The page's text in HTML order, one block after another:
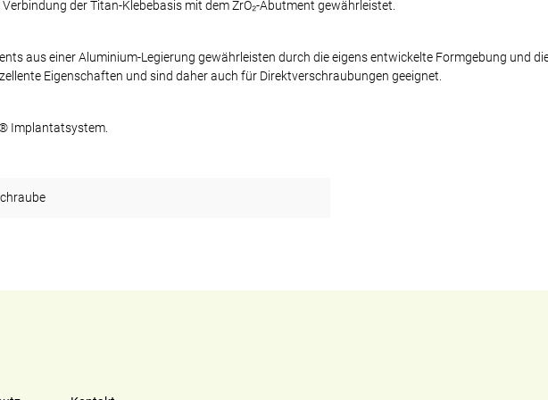
der Titan-Klebebasis mit dem ZrO₂-Abutment gewährleistet.
aus einer Aluminium-Legierung gewährleisten durch die eigens entwickelte Formgebung und
Eigenschaften und sind daher auch für Direktverschraubungen geeignet.
Implantatsystem.